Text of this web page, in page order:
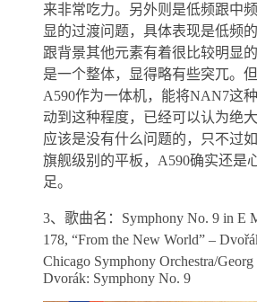
来非常吃力。另外则是低频跟中
显的过渡问题，具体表现是低频
跟背景其他元素有着很比较明显
是一个整体，显得略有些突兀。但
A590作为一体机，能将NAN7这
动到这种程度，已经可以认为绝
应该是没有什么问题的，只不过
旗舰级别的平板，A590确实还是
足。
3、歌曲名：Symphony No. 9 in E
178, “From the New World” –
Chicago Symphony Orchestra/
Dvorák: Symphony No. 9